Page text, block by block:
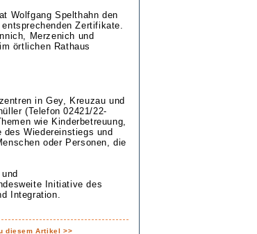
Wolfgang Spelthahn den
Zertifikate.
Merzenich und
örtlichen Rathaus
in Gey, Kreuzau und
(Telefon 02421/22-
wie Kinderbetreuung,
Wiedereinstiegs und
oder Personen, die
Initiative des
Integration.
diesem Artikel >>